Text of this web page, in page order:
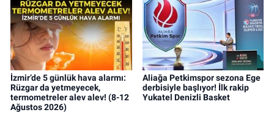
İzmir’de 5 günlük hava alarmı:
Rüzgar da yetmeyecek,
termometreler alev alev! (8-12
Ağustos 2026)
Aliağa Petkimspor sezona Ege
derbisiyle başlıyor! İlk rakip
Yukatel Denizli Basket